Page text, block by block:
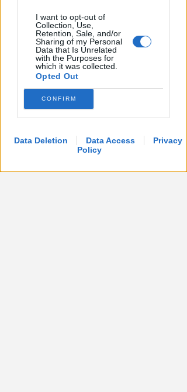
I want to opt-out of
Collection, Use,
Retention, Sale, and/or
Sharing of my Personal
Data that Is Unrelated
with the Purposes for
which it was collected.
Opted Out
CONFIRM
Data Deletion Data Access
Privacy
Policy